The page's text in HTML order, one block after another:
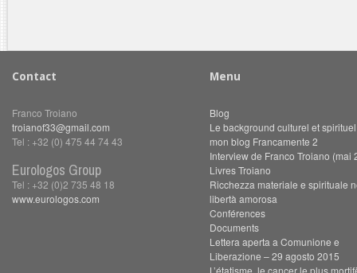
Contact
Franco Troiano
troianof33@gmail.com
Tel : +32 (0) 475 44 74 43
Eurologos Group
Tel : +32 (0)2 735 48 18
www.eurologos.com
Menu
Blog
Le background culturel et
mon blog Francamente 2
Interview de Franco Troiano (mai
Livres Troiano
Ricchezza materiale e spirituale
libertà amorosa
Conférences
Documents
Lettera aperta a Comunione e
Liberazione – 29 agosto 2015
L’étatisme, le cancer le plus